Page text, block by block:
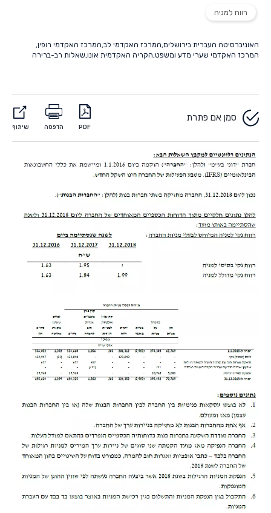
רווח למניה
האוניברסיטה העברית בירושלים,המרכז האקדמי לב,המרכז האקדמי רופין,
המרכז האקדמי שערי מדע ומשפט,הקריה האקדמית אונו,שאלות רב-ברירה
סמן אם פתרת
PDF הדפסה שיתוף